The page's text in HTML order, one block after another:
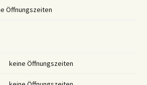
Öffnungszeiten
keine Öffnungszeiten